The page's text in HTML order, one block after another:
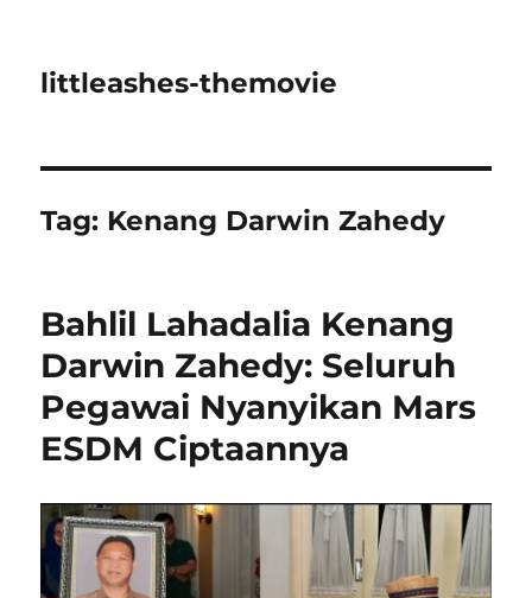
littleashes-themovie
Tag: Kenang Darwin Zahedy
Bahlil Lahadalia Kenang
Darwin Zahedy: Seluruh
Pegawai Nyanyikan Mars
ESDM Ciptaannya